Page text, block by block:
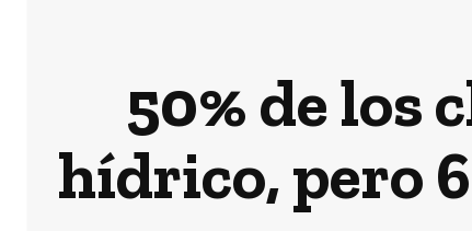
50% de los
hídrico, pero